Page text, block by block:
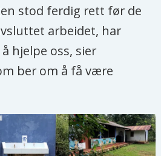
stod ferdig rett før de
arbeidet, har
hjelpe oss, sier
ber om å få være